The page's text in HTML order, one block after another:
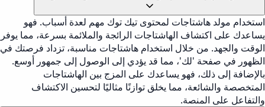
استخدام مولد هاشتاجات لمحتوى تيك توك مهم لعدة أسباب. فهو
يساعدك على اكتشاف الهاشتاجات الرائجة والملائمة بسرعة، مما يوفر
الوقت والجهد. من خلال استخدام هاشتاجات مناسبة، تزداد فرصتك في
الظهور في صفحة 'لك'، مما قد يؤدي إلى الوصول إلى جمهور أوسع.
بالإضافة إلى ذلك، فهو يساعدك على المزج بين الهاشتاجات
المتخصصة والشائعة، مما يخلق توازنًا مثاليًا لتحسين الاكتشاف
والتفاعل على المنصة.